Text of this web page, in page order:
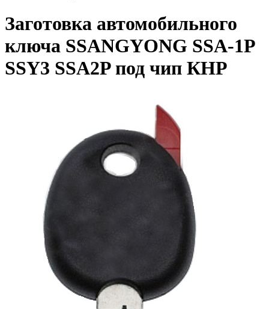
Заготовка автомобильного
ключа SSANGYONG SSA-1P
SSY3 SSA2P под чип КНР